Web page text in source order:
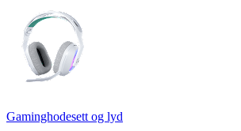
Gaminghodesett og lyd